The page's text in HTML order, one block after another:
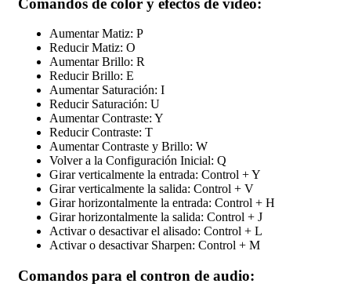
Comandos de color y efectos de vídeo:
Aumentar Matiz: P
Reducir Matiz: O
Aumentar Brillo: R
Reducir Brillo: E
Aumentar Saturación: I
Reducir Saturación: U
Aumentar Contraste: Y
Reducir Contraste: T
Aumentar Contraste y Brillo: W
Volver a la Configuración Inicial: Q
Girar verticalmente la entrada: Control + Y
Girar verticalmente la salida: Control + V
Girar horizontalmente la entrada: Control + H
Girar horizontalmente la salida: Control + J
Activar o desactivar el alisado: Control + L
Activar o desactivar Sharpen: Control + M
Comandos para el contron de audio: